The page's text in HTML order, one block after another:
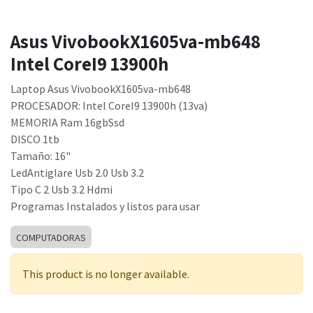
Asus VivobookX1605va-mb648
Intel CoreI9 13900h
Laptop Asus VivobookX1605va-mb648
PROCESADOR: Intel CoreI9 13900h (13va)
MEMORIA Ram 16gbSsd
DISCO 1tb
Tamaño: 16"
LedAntiglare Usb 2.0 Usb 3.2
Tipo C 2 Usb 3.2 Hdmi
Programas Instalados y listos para usar
COMPUTADORAS
This product is no longer available.